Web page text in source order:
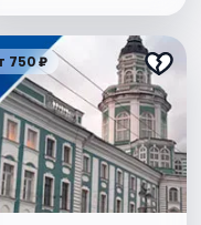
750 ₽